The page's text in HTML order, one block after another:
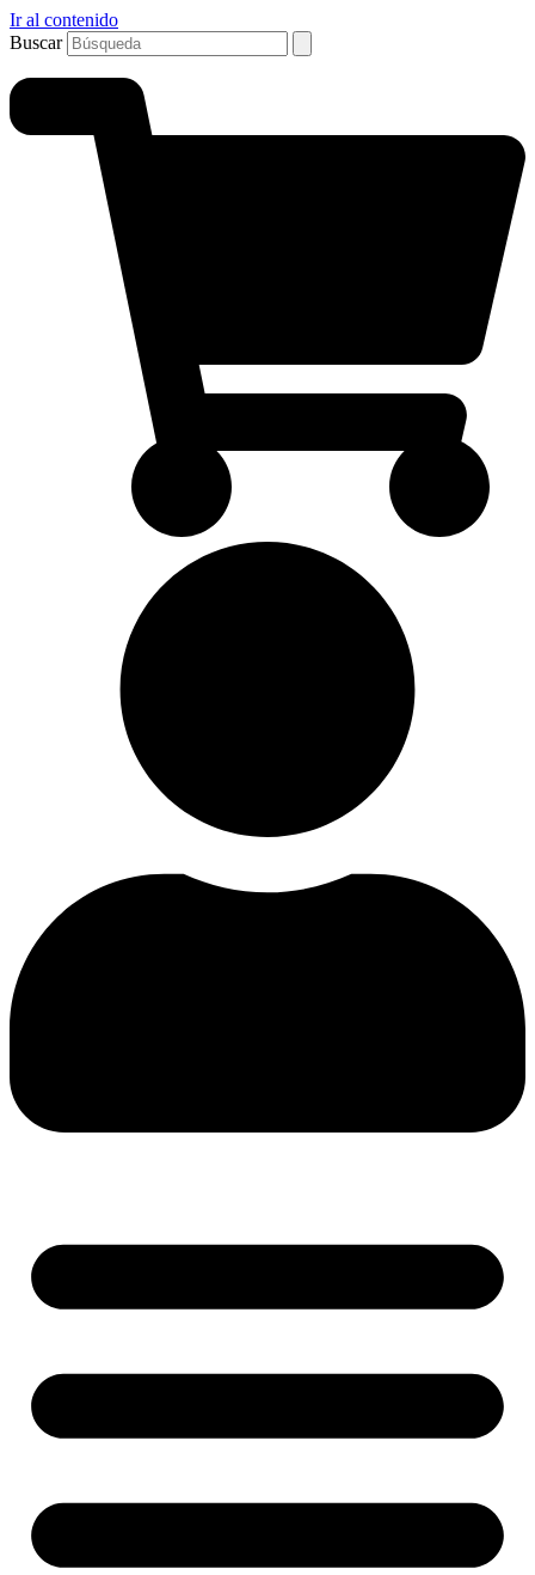
Ir al contenido
Buscar